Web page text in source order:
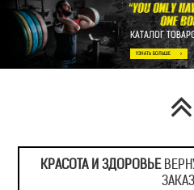
КАТАЛОГ
КРАСОТА И ЗДОРОВЬЕ